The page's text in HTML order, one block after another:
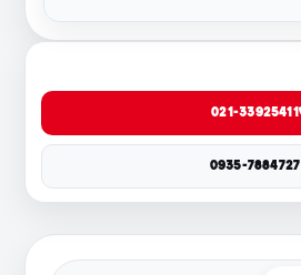
021-33925411
0935-7884727